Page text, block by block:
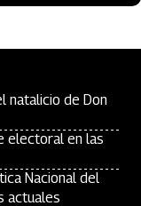
natalicio de Don
electoral en las
Nacional del
actuales